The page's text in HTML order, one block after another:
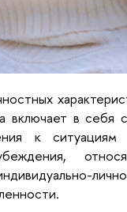
включает в себя
к